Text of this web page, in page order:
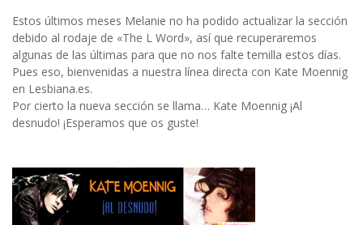
Estos últimos meses Melanie no ha podido actualizar la sección
debido al rodaje de «The L Word», así que recuperaremos
algunas de las últimas para que no nos falte temilla estos días.
Pues eso, bienvenidas a nuestra línea directa con Kate Moennig
en Lesbiana.es.
Por cierto la nueva sección se llama… Kate Moennig ¡Al
desnudo! ¡Esperamos que os guste!